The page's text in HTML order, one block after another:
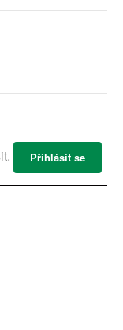
Přihlásit se